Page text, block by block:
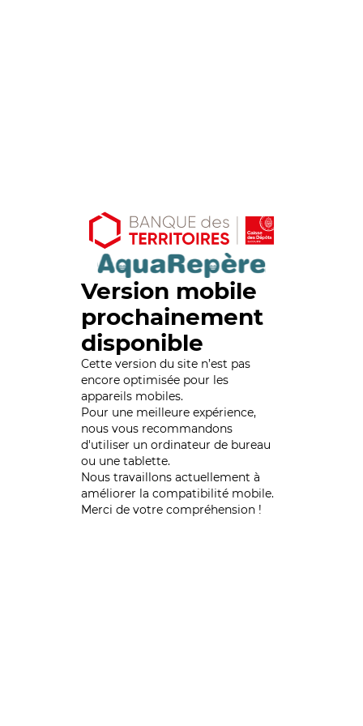
Version mobile
prochainement
disponible
Cette version du site n’est pas
encore optimisée pour les
appareils mobiles.
Pour une meilleure expérience,
nous vous recommandons
d'utiliser un ordinateur de bureau
ou une tablette.
Nous travaillons actuellement à
améliorer la compatibilité mobile.
Merci de votre compréhension !